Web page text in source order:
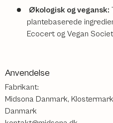
Økologisk og vegansk:
plantebaserede
Ecocert og Vegan
Anvendelse
Fabrikant:
Midsona Danmark,
Danmark